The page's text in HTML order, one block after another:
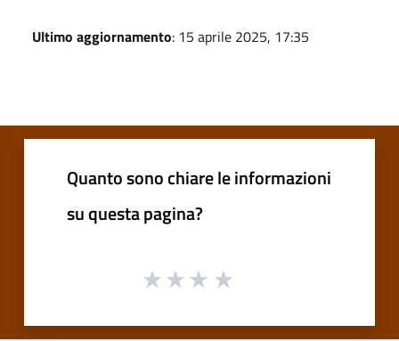
Ultimo aggiornamento: 15 aprile 2025, 17:35
Quanto sono chiare le informazioni
su questa pagina?